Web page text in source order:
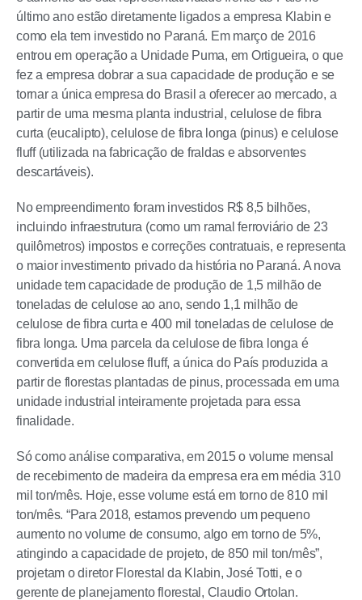
último ano estão diretamente ligados a empresa Klabin e
como ela tem investido no Paraná. Em março de 2016
entrou em operação a Unidade Puma, em Ortigueira, o que
fez a empresa dobrar a sua capacidade de produção e se
tornar a única empresa do Brasil a oferecer ao mercado, a
partir de uma mesma planta industrial, celulose de fibra
curta (eucalipto), celulose de fibra longa (pinus) e celulose
fluff (utilizada na fabricação de fraldas e absorventes
descartáveis).
No empreendimento foram investidos R$ 8,5 bilhões,
incluindo infraestrutura (como um ramal ferroviário de 23
quilômetros) impostos e correções contratuais, e representa
o maior investimento privado da história no Paraná. A nova
unidade tem capacidade de produção de 1,5 milhão de
toneladas de celulose ao ano, sendo 1,1 milhão de
celulose de fibra curta e 400 mil toneladas de celulose de
fibra longa. Uma parcela da celulose de fibra longa é
convertida em celulose fluff, a única do País produzida a
partir de florestas plantadas de pinus, processada em uma
unidade industrial inteiramente projetada para essa
finalidade.
Só como análise comparativa, em 2015 o volume mensal
de recebimento de madeira da empresa era em média 310
mil ton/mês. Hoje, esse volume está em torno de 810 mil
ton/mês. “Para 2018, estamos prevendo um pequeno
aumento no volume de consumo, algo em torno de 5%,
atingindo a capacidade de projeto, de 850 mil ton/mês”,
projetam o diretor Florestal da Klabin, José Totti, e o
gerente de planejamento florestal, Claudio Ortolan.